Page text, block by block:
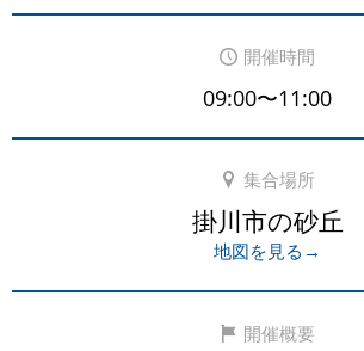
開催時間
09:00〜11:00
集合場所
掛川市の砂丘
地図を見る→
開催概要